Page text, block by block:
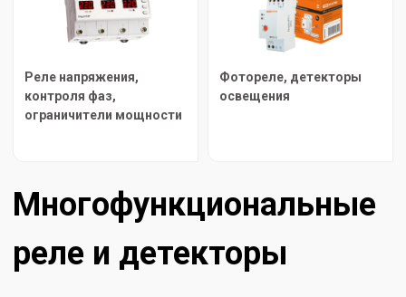
Реле напряжения,
контроля фаз,
ограничители мощности
Фотореле, детекторы
освещения
Многофункциональные
реле и детекторы